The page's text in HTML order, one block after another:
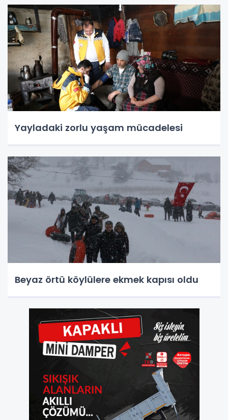
Yayladaki zorlu yaşam mücadelesi
Beyaz örtü köylülere ekmek kapısı oldu